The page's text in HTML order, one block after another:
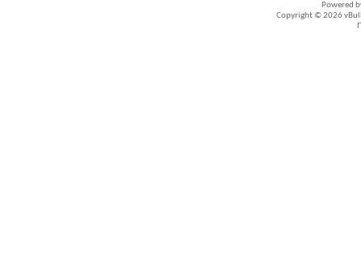
Powered
Copyright © 2026